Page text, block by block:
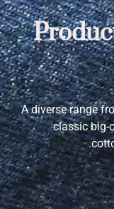
A diverse range
classic big-